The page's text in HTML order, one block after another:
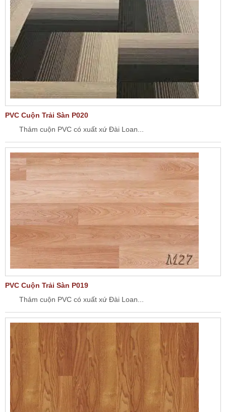
PVC Cuộn Trải Sàn P020
Thảm cuộn PVC có xuất xứ Đài Loan...
PVC Cuộn Trải Sàn P019
Thảm cuộn PVC có xuất xứ Đài Loan...